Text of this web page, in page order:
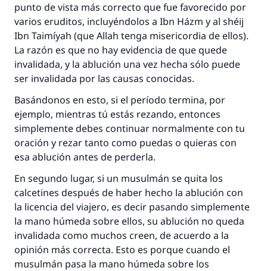
punto de vista más correcto que fue favorecido por
varios eruditos, incluyéndolos a Ibn Házm y al shéij
Ibn Taimíyah (que Allah tenga misericordia de ellos).
La razón es que no hay evidencia de que quede
invalidada, y la ablución una vez hecha sólo puede
ser invalidada por las causas conocidas.
Basándonos en esto, si el período termina, por
ejemplo, mientras tú estás rezando, entonces
simplemente debes continuar normalmente con tu
oración y rezar tanto como puedas o quieras con
esa ablución antes de perderla.
En segundo lugar, si un musulmán se quita los
calcetines después de haber hecho la ablución con
la licencia del viajero, es decir pasando simplemente
la mano húmeda sobre ellos, su ablución no queda
invalidada como muchos creen, de acuerdo a la
opinión más correcta. Esto es porque cuando el
musulmán pasa la mano húmeda sobre los
La respuesta no. 110845 salvó un
matrimonio.
Desde la Q hasta la A, su contribución ayuda a
IslamQA.
Profeta ﷺ dijo:
"Una persona que orienta a otros a hacer el
bien obtendrá la misma recompensa que
aquellos que lo realicen."